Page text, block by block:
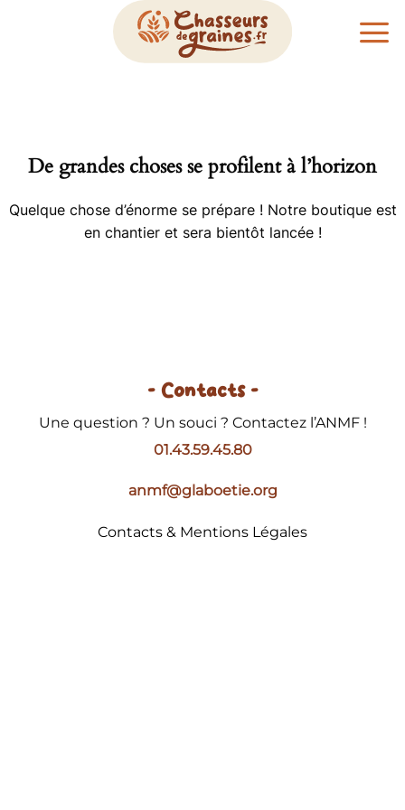
De grandes choses se profilent à l’horizon
Quelque chose d’énorme se prépare ! Notre boutique est
en chantier et sera bientôt lancée !
- Contacts -
Une question ? Un souci ? Contactez l’ANMF !
01.43.59.45.80
anmf@glaboetie.org
Contacts & Mentions Légales